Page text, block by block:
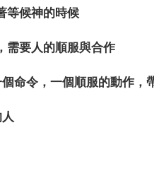
等候神的時候
需要人的順服與合作
命令，一個順服的動作，